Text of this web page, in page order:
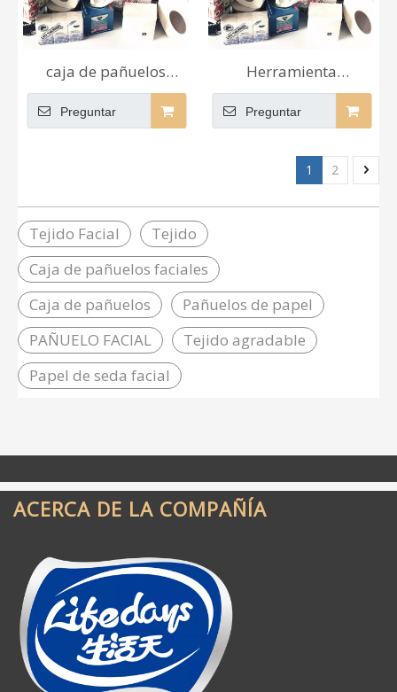
caja de pañuelos
faciales 2ply en
mayoristas de dubai
Preguntar
Herramienta
limpiadora facial de
papel de alta calidad
Preguntar
1 2
Tejido Facial
Tejido
Caja de pañuelos faciales
Caja de pañuelos
Pañuelos de papel
PAÑUELO FACIAL
Tejido agradable
Papel de seda facial
ACERCA DE LA COMPAÑÍA